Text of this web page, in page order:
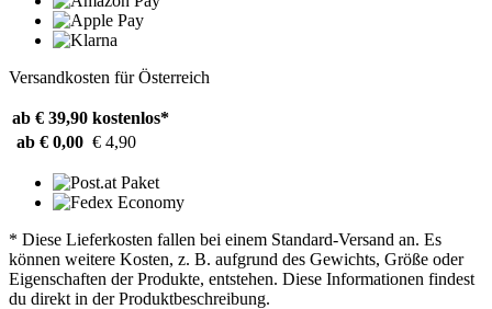
Versandkosten für Österreich
ab € 39,90 kostenlos*
ab € 0,00 € 4,90
* Diese Lieferkosten fallen bei einem Standard-Versand an. Es
können weitere Kosten, z. B. aufgrund des Gewichts, Größe oder
Eigenschaften der Produkte, entstehen. Diese Informationen findest
du direkt in der Produktbeschreibung.